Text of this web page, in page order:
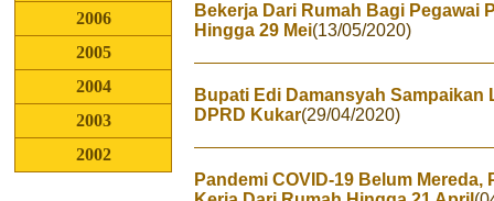
2006
2005
2004
2003
2002
Bekerja Dari Rumah Bagi Pegawai
Hingga 29 Mei(13/05/2020)
Bupati Edi Damansyah
DPRD Kukar(29/04/2020)
Pandemi COVID-19 Belum